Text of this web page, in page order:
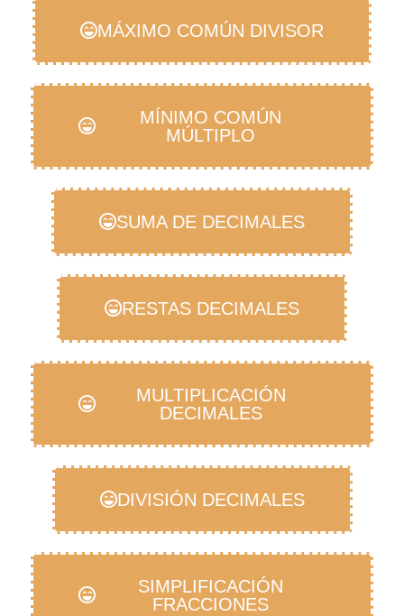
MÁXIMO COMÚN DIVISOR
MÍNIMO COMÚN
MÚLTIPLO
SUMA DE DECIMALES
RESTAS DECIMALES
MULTIPLICACIÓN
DECIMALES
DIVISIÓN DECIMALES
SIMPLIFICACIÓN
FRACCIONES